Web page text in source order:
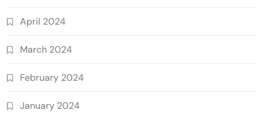
April 2024
March 2024
February 2024
January 2024